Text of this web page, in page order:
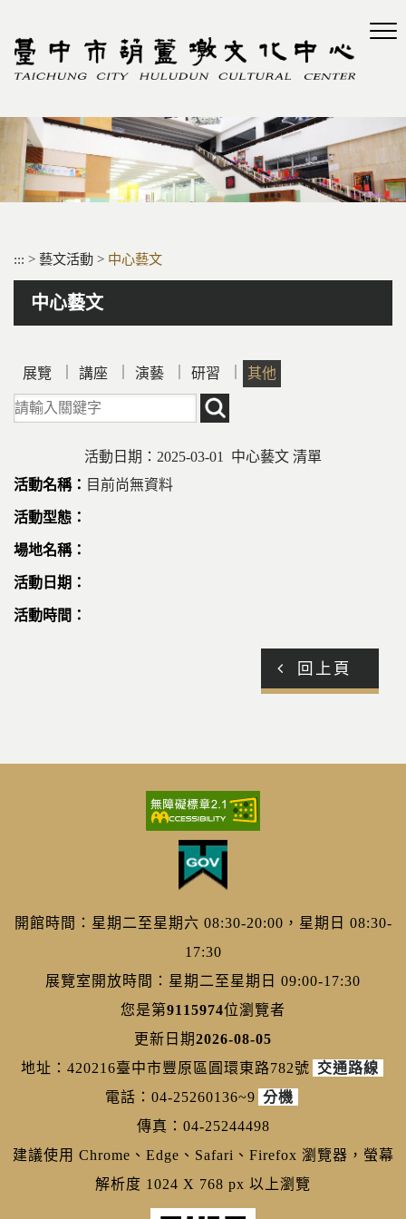
區
::: > 藝文活動 > 中心藝文
中心藝文
展覽 講座 演藝 研習
其他
請輸入關鍵字
活動日期：2025-03-01 中心藝文 清單
目前尚無資料
回上頁
開館時間：星期二至星期六 08:30-20:00，星期日 08:30-
17:30
展覽室開放時間：星期二至星期日 09:00-17:30
您是第9115974位瀏覽者
更新日期2026-08-05
地址：420216臺中市豐原區圓環東路782號 交通路線
電話：04-25260136~9 分機
傳真：04-25244498
建議使用 Chrome、Edge、Safari、Firefox 瀏覽器，螢幕
解析度 1024 X 768 px 以上瀏覽